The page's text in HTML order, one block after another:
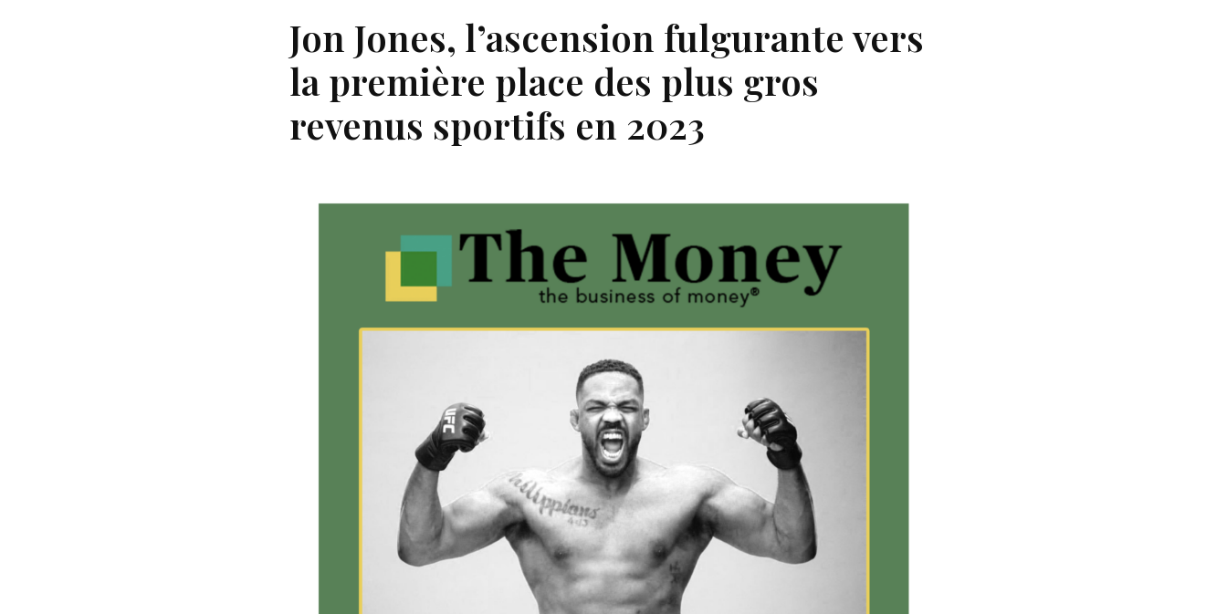
Jon Jones, l’ascension fulgurante vers
la première place des plus gros
revenus sportifs en 2023